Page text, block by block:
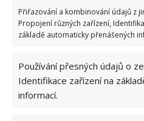
Přiřazování a kombinování údajů z
Propojení různých zařízení,
základě automaticky přenášených
Používání přesných údajů o
Identifikace zařízení na
informací.
KRÁJENÍ
Přidejte svůj názor
KOMENTOVAT